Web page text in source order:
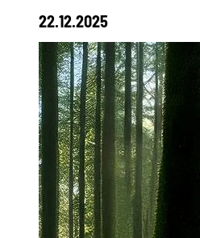
22.12.2025